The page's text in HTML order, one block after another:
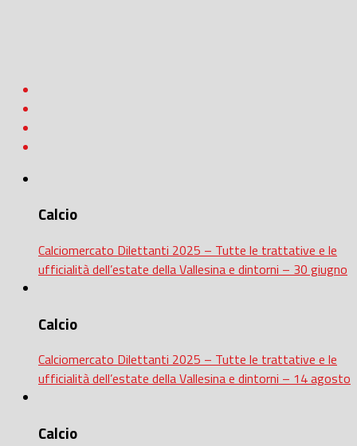
Calcio
Calciomercato Dilettanti 2025 – Tutte le trattative e le
ufficialità dell’estate della Vallesina e dintorni – 30 giugno
Calcio
Calciomercato Dilettanti 2025 – Tutte le trattative e le
ufficialità dell’estate della Vallesina e dintorni – 14 agosto
Calcio